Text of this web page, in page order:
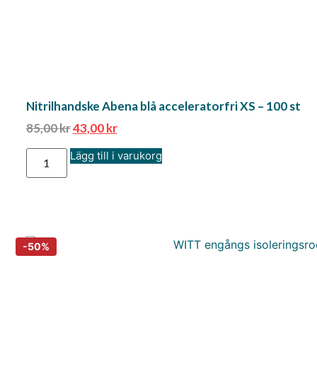
Nitrilhandske Abena blå acceleratorfri XS – 100 st
85,00kr43,00kr
Lägg till i varukorg